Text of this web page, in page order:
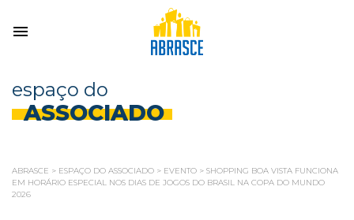
espaço do
ASSOCIADO
ABRASCE > ESPAÇO DO ASSOCIADO > EVENTO > SHOPPING BOA VISTA FUNCIONA
EM HORÁRIO ESPECIAL NOS DIAS DE JOGOS DO BRASIL NA COPA DO MUNDO
2026